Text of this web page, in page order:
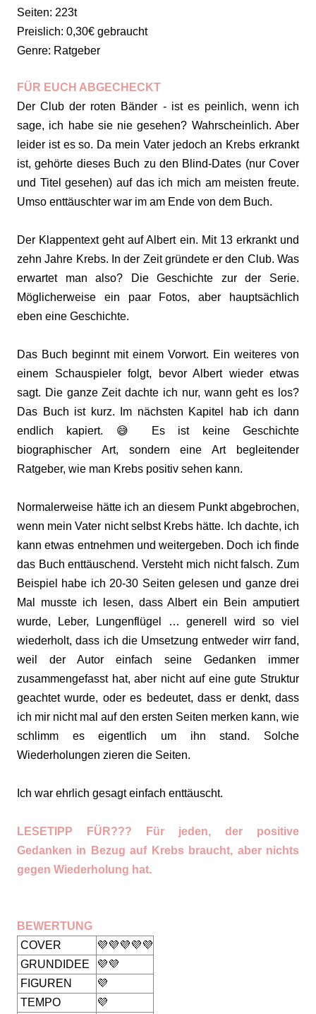
Seiten: 223t
Preislich: 0,30€ gebraucht
Genre: Ratgeber
FÜR EUCH ABGECHECKT
Der Club der roten Bänder - ist es peinlich, wenn ich
sage, ich habe sie nie gesehen? Wahrscheinlich. Aber
leider ist es so. Da mein Vater jedoch an Krebs erkrankt
ist, gehörte dieses Buch zu den Blind-Dates (nur Cover
und Titel gesehen) auf das ich mich am meisten freute.
Umso enttäuschter war im am Ende von dem Buch.
Der Klappentext geht auf Albert ein. Mit 13 erkrankt und
zehn Jahre Krebs. In der Zeit gründete er den Club. Was
erwartet man also? Die Geschichte zur der Serie.
Möglicherweise ein paar Fotos, aber hauptsächlich
eben eine Geschichte.
Das Buch beginnt mit einem Vorwort. Ein weiteres von
einem Schauspieler folgt, bevor Albert wieder etwas
sagt. Die ganze Zeit dachte ich nur, wann geht es los?
Das Buch ist kurz. Im nächsten Kapitel hab ich dann
endlich kapiert. 😅 Es ist keine Geschichte
biographischer Art, sondern eine Art begleitender
Ratgeber, wie man Krebs positiv sehen kann.
Normalerweise hätte ich an diesem Punkt abgebrochen,
wenn mein Vater nicht selbst Krebs hätte. Ich dachte, ich
kann etwas entnehmen und weitergeben. Doch ich finde
das Buch enttäuschend. Versteht mich nicht falsch. Zum
Beispiel habe ich 20-30 Seiten gelesen und ganze drei
Mal musste ich lesen, dass Albert ein Bein amputiert
wurde, Leber, Lungenflügel … generell wird so viel
wiederholt, dass ich die Umsetzung entweder wirr fand,
weil der Autor einfach seine Gedanken immer
zusammengefasst hat, aber nicht auf eine gute Struktur
geachtet wurde, oder es bedeutet, dass er denkt, dass
ich mir nicht mal auf den ersten Seiten merken kann, wie
schlimm es eigentlich um ihn stand. Solche
Wiederholungen zieren die Seiten.
Ich war ehrlich gesagt einfach enttäuscht.
LESETIPP FÜR??? Für jeden, der positive
Gedanken in Bezug auf Krebs braucht, aber nichts
gegen Wiederholung hat.
BEWERTUNG
COVER
💜💜💜💜💜
GRUNDIDEE
💜💜
FIGUREN
💜
TEMPO
💜